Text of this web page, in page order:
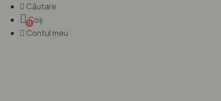
Căutare
0
Coș
Contul meu